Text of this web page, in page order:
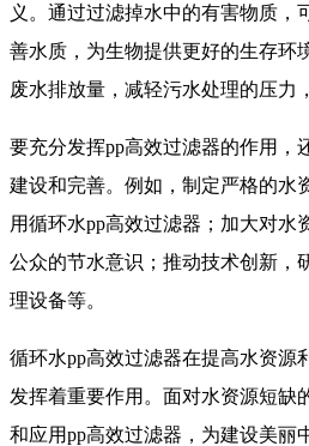
义。通过过滤掉水中的有害物质，
善水质，为生物提供更好的生存环
废水排放量，减轻污水处理的压力
要充分发挥pp高效过滤器的作用，
建设和完善。例如，制定严格的水
用循环水pp高效过滤器；加大对水
公众的节水意识；推动技术创新，
理设备等。
循环水pp高效过滤器在提高水资源
发挥着重要作用。面对水资源短缺
和应用pp高效过滤器，为建设美丽